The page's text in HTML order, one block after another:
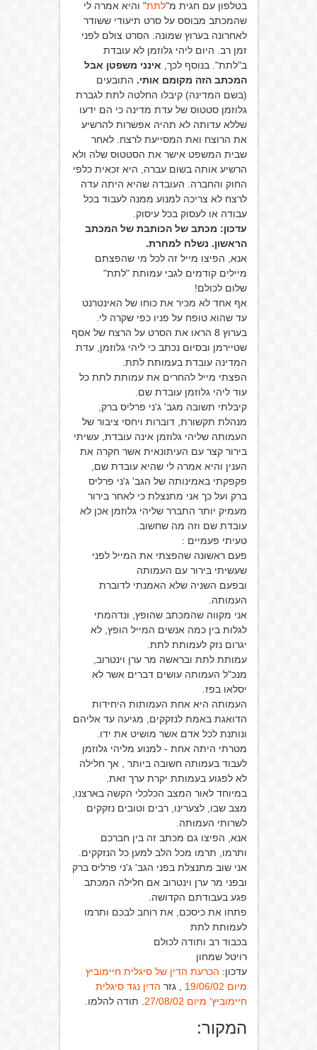
בטלפון עם חגית מ"לתת" והיא אמרה לי
שהמכתב מבוסס על סרט תיעודי ששודר
לאחרונה בערוץ שמונה. הסרט צולם לפני
זמן רב. היום ליהי גלוזמן לא עובדת
ב"לתת". בנוסף לכך, אינני משפטן אבל
המכתב הזה מקומם אותי. התובעים
(בשם המדינה) קיבלו החלטה לתת לגברת
גלוזמן סטטוס של עדת מדינה כי הם ידעו
שללא עדותה לא תהיה אפשרות להרשיע
את הרוצח ואת המסייעת לרצח. לאחר
שבית המשפט אישר את הסטטוס שלה ולא
הרשיע אותה בשום עברה, היא זכאית כלפי
החוק והחברה. העובדה שהיא היתה עדה
לרצח לא צריכה למנוע ממנה לעבוד בכל
עבודה או לעסוק בכל עיסוק.
עדכון: מכתב של הכותבת של המכתב
הראשון. נשלח למחרת.
אנא, הפיצו מייל זה לכל מי שהפצתם
מיילים קודמים לגבי עמותת "לתת"
שלום לכולם!
אף אחד לא מכיר את כוחו של האינטרנט
עד שהוא טופח על פניו כפי שקרה לי.
בערוץ 8 הראו את הסרט על הרצח של אסף
שטיירמן ובסיום נכתב כי ליהי גלוזמן, עדת
המדינה עובדת בעמותת לתת.
הפצתי מייל להחרים את עמותת לתת כל
עוד ליהי גלוזמן עובדת שם.
קיבלתי תשובה מגב' ג'ני פרליס ברק,
מנהלת תקשורת, דוברות ויחסי ציבור של
העמותה שליהי גלוזמן אינה עובדת, עשיתי
בירור קצר עם העיתונאית אשר חקרה את
הענין והיא אמרה לי שהיא עובדת שם,
פקפקתי באמינותה של הגב' ג'ני פרליס
ברק ועל כך אני מתנצלת כי לאחר בירור
מעמיק יותר התברר שליהי גלוזמן אכן לא
עובדת שם וזה מה שחשוב.
טעיתי פעמיים :
פעם ראשונה שהפצתי את המייל לפני
שעשיתי בירור עם העמותה
ובפעם השניה שלא האמנתי לדוברת
העמותה.
אני מקווה שהמכתב שהופץ, ונדהמתי
לגלות בין כמה אנשים המייל הופץ, לא
יגרום נזק לעמותת לתת.
עמותת לתת ובראשה מר ערן וינטרוב,
מנכ"ל העמותה עושים דברים אשר לא
יסלאו בפז.
העמותה היא אחת העמותות היחידות
הדואגת באמת לנזקקים, מגיעה עד אליהם
ונותנת לכל אדם אשר מושיט את ידו.
מטרתי היתה אחת - למנוע מליהי גלוזמן
לעבוד בעמותה חשובה ביותר , אך חלילה
לא לפגוע בעמותת יקרת ערך זאת.
במיוחד לאור המצב הכלכלי הקשה בארצנו,
מצב שבו, לצערינו, רבים וטובים נזקקים
לשרותי העמותה.
אנא, הפיצו גם מכתב זה בין חברכם
ותרמו, תרמו מכל הלב למען כל הנזקקים.
אני שוב מתנצלת בפני הגב' ג'ני פרליס ברק
ובפני מר ערן וינטרוב אם חלילה המכתב
פגע בעבודתם הקדושה.
פתחו את כיסכם, את רוחב לבכם ותרמו
לעמותת לתת
בכבוד רב ותודה לכולם
רויטל שמחון
עדכון: הכרעת הדין של סיגלית חיימוביץ
מיום 19/06/02
, גזר הדין נגד סיגלית
חיימוביץ' מיום 27/08/02
. תודה להלמו.
המקור: